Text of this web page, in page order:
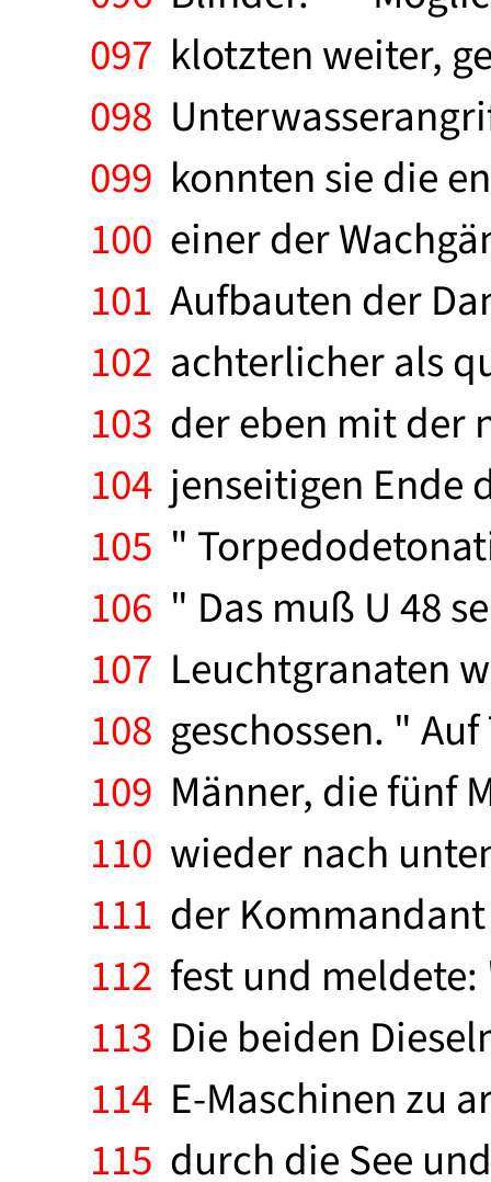
097 klotzten weiter,
098
099 konnten sie die
100 einer der
101 Aufbauten der
102 achterlicher als
103 der eben mit der
104 jenseitigen Ende
105 "
106 " Das muß U 48
107 Leuchtgranaten
108 geschossen. "
109 Männer, die fünf
110 wieder nach
111 der
112 fest und
113 Die beiden
114 E-Maschinen zu
115 durch die See